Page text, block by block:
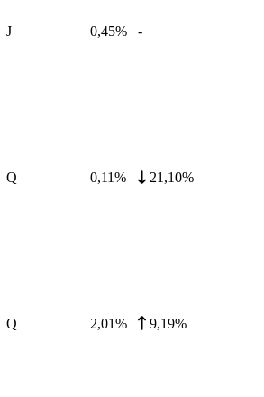
J 0,45% -
Q 0,11% 21,10%
Q 2,01% 9,19%